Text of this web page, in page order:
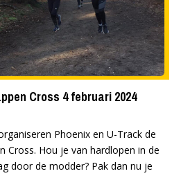
Cross 4 februari 2024
Phoenix en U-Track de
Cross. Hou je van hardlopen in de
door de modder? Pak dan nu je